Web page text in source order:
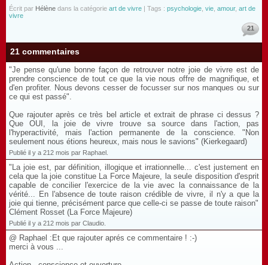
Écrit par Hélène dans la catégorie art de vivre | Tags : psychologie vie amour, art de
vivre
21
21 commentaires
"Je pense qu'une bonne façon de retrouver notre joie de vivre est de
prendre conscience de tout ce que la vie nous offre de magnifique, et
d'en profiter. Nous devons cesser de focusser sur nos manques ou sur
ce qui est passé".
Que rajouter après ce très bel article et extrait de phrase ci dessus ?
Que OUI, la joie de vivre trouve sa source dans l'action, pas
l'hyperactivité, mais l'action permanente de la conscience. "Non
seulement nous étions heureux, mais nous le savions" (Kierkegaard)
Publié il y a 212 mois par Raphael.
"La joie est, par définition, illogique et irrationnelle... c'est justement en
cela que la joie constitue La Force Majeure, la seule disposition d'esprit
capable de concilier l'exercice de la vie avec la connaissance de la
vérité... En l'absence de toute raison crédible de vivre, il n'y a que la
joie qui tienne, précisément parce que celle-ci se passe de toute raison"
Clément Rosset (La Force Majeure)
Publié il y a 212 mois par Claudio.
@ Raphael :Et que rajouter aprés ce commentaire ! :-)
merci à vous ...